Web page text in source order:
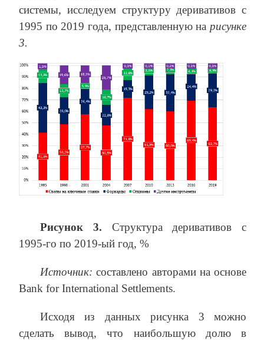
системы, исследуем структуру деривативов с
1995 по 2019 года, представленную на рисунке
3.
Рисунок 3. Структура деривативов с
1995-го по 2019-ый год, %
Источник:составлено авторами на основе
Bank for International Settlements.
Исходя из данных рисунка 3 можно
сделать вывод, что наибольшую долю в